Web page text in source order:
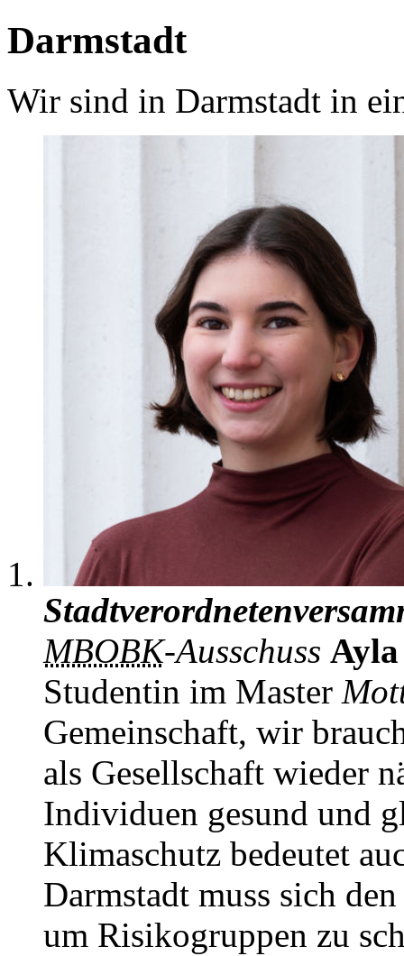
Darmstadt
Wir sind in Darmstadt in
MBOBK-Ausschuss
Studentin im Master
Gemeinschaft, wir
als Gesellschaft wieder
Individuen gesund und
Klimaschutz bedeutet
Darmstadt muss sich
um Risikogruppen zu